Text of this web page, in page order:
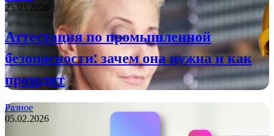
25.03.2026
Аттестация по промышленной
безопасности: зачем она нужна и как
проходит
Разное
05.02.2026